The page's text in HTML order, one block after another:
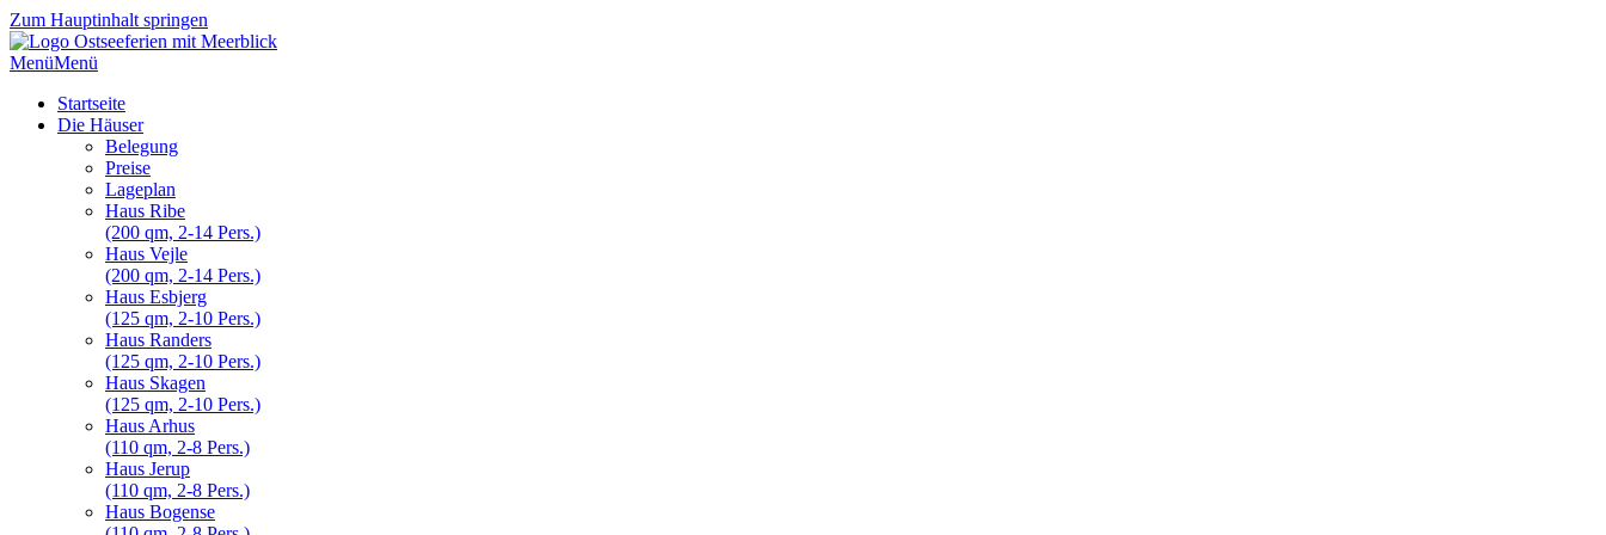
Zum Hauptinhalt springen
MenüMenü
Startseite
Die Häuser
Belegung
Preise
Lageplan
Haus Ribe
(200 qm, 2-14 Pers.)
Haus Vejle
(200 qm, 2-14 Pers.)
Haus Esbjerg
(125 qm, 2-10 Pers.)
Haus Randers
(125 qm, 2-10 Pers.)
Haus Skagen
(125 qm, 2-10 Pers.)
Haus Arhus
(110 qm, 2-8 Pers.)
Haus Jerup
(110 qm, 2-8 Pers.)
Haus Bogense